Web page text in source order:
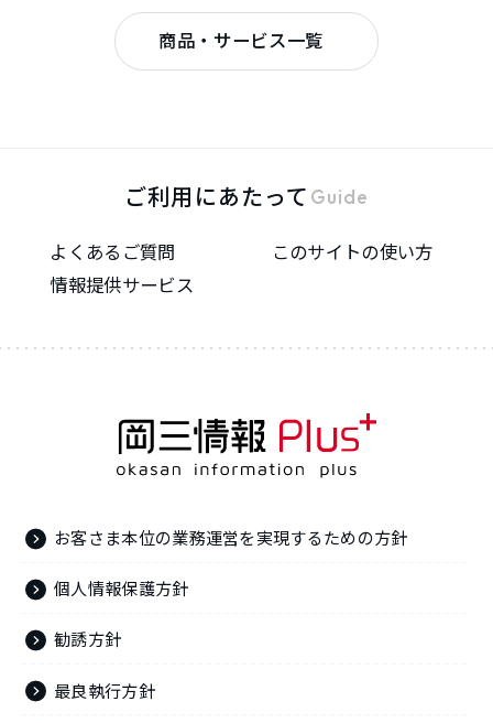
商品・サービス一覧
ご利用にあたって Guide
よくあるご質問
このサイトの使い方
情報提供サービス
お客さま本位の業務運営を実現するための方針
個人情報保護方針
勧誘方針
最良執行方針